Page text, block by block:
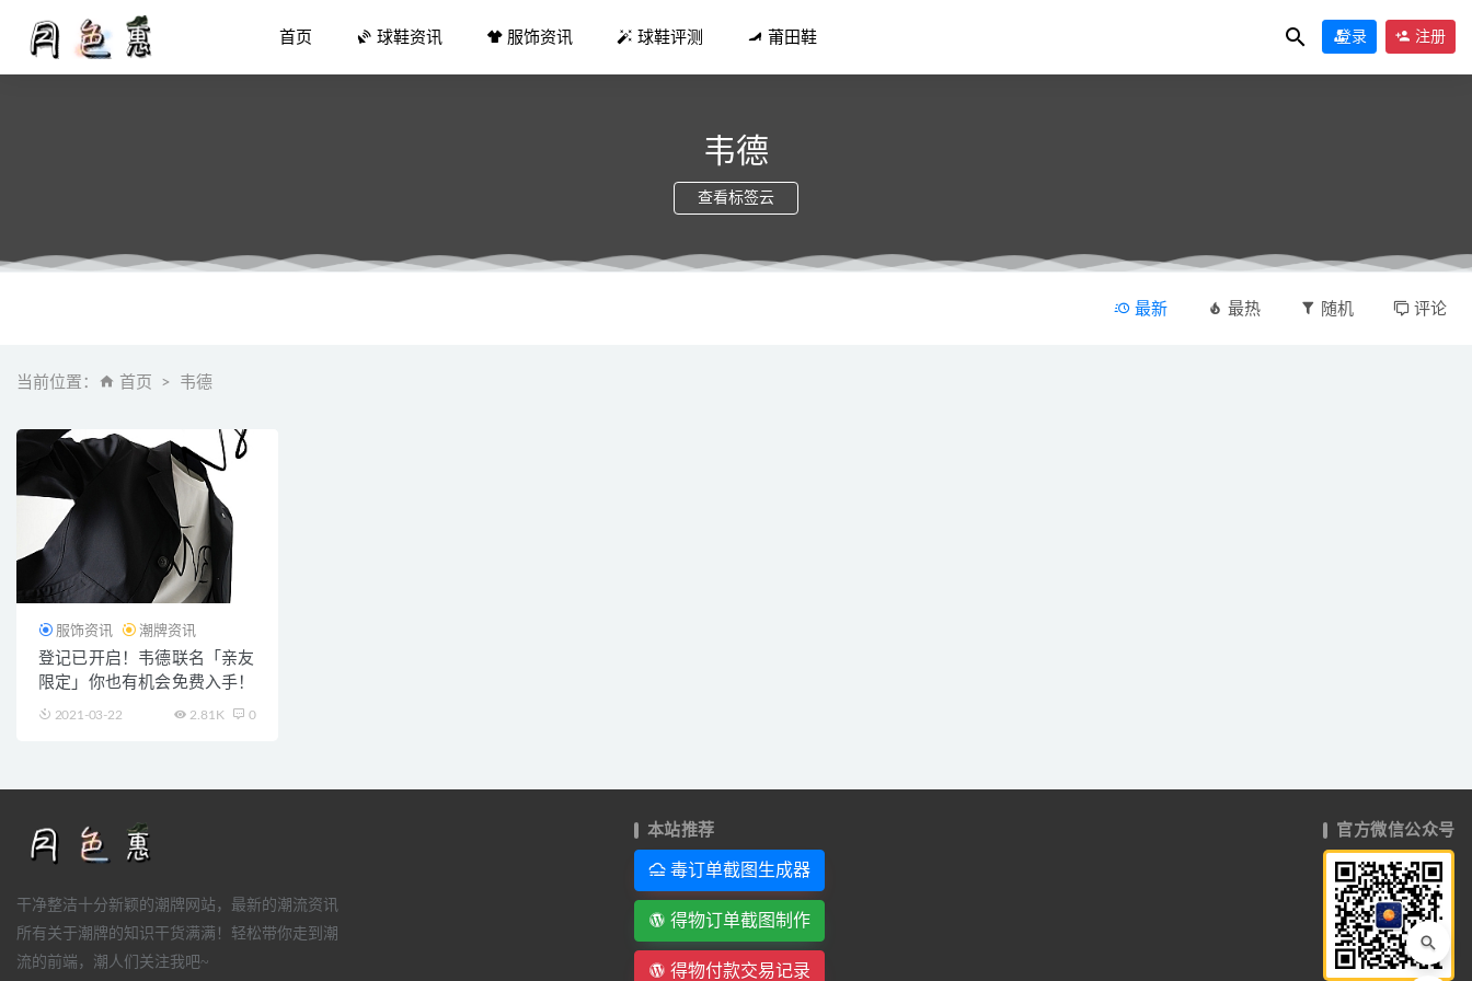
首页 球鞋资讯 服饰资讯 球鞋评测 莆田鞋 登录 注册
韦德
查看标签云
最新 最热 随机 评论
当前位置： 首页 韦德
服饰资讯 潮牌资讯
登记已开启！韦德联名「亲友
限定」你也有机会免费入手！
2021-03-22 2.81K 0
干净整洁十分新颖的潮牌网站，最新的潮流资讯
所有关于潮牌的知识干货满满！轻松带你走到潮
流的前端，潮人们关注我吧~
本站推荐
毒订单截图生成器
得物订单截图制作
得物付款交易记录
官方微信公众号